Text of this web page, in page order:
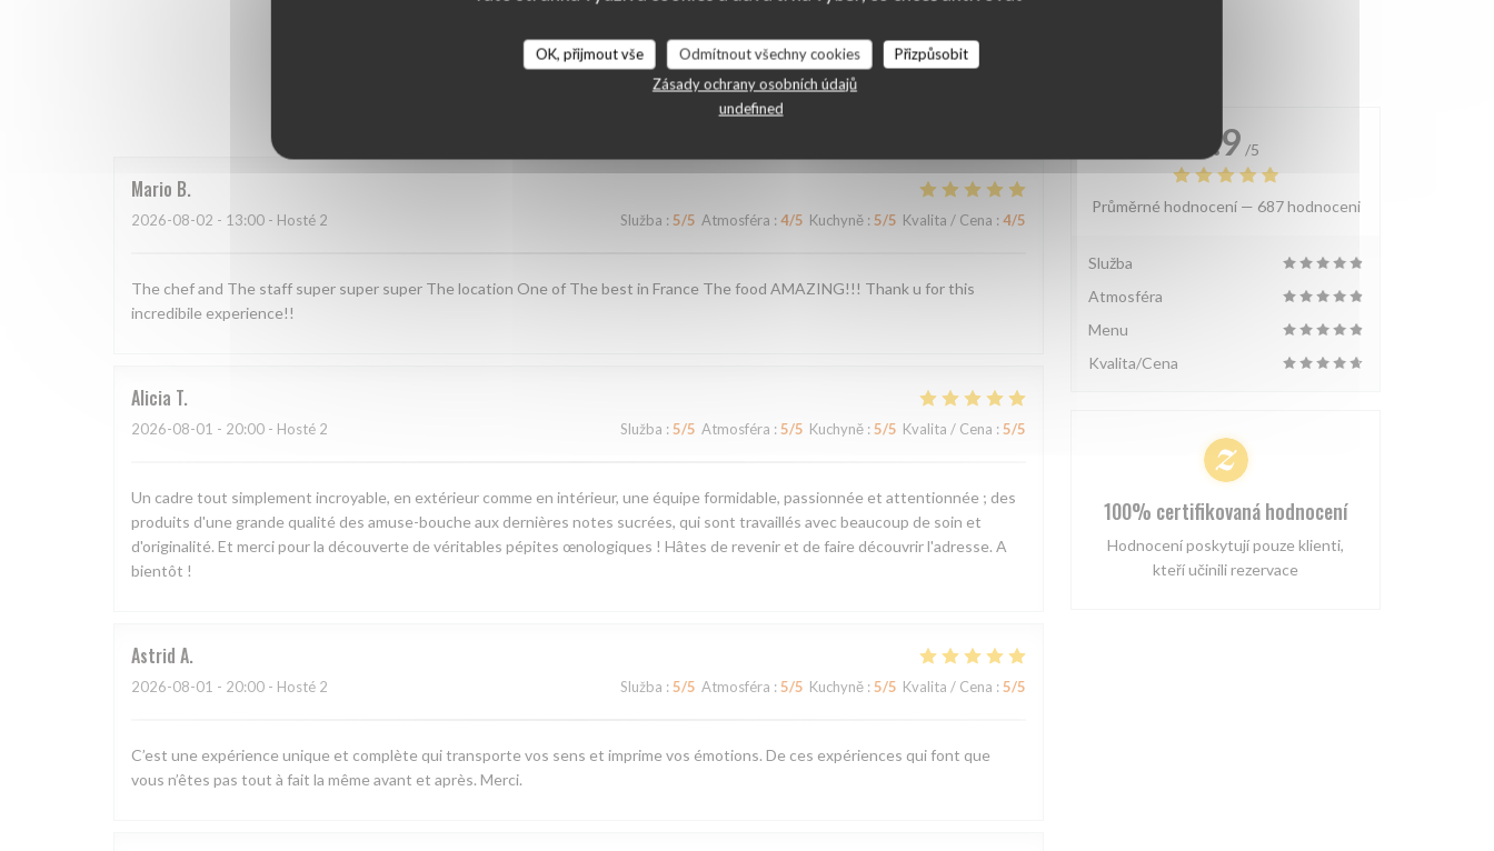
OK, přijmout vše Odmítnout všechny cookies
Přizpůsobit
Zásady ochrany osobních údajů
undefined
Hodnocení našich zákazníků
Mario B
2026-08-02 - 13:00 - Hosté 2 Služba : 5/5 Atmosféra : 4/5 Kuchyně : 5/5 Kvalita / Cena : 4/5
The chef and The staff super super super The location One of The best in France The food AMAZING!!! Thank u for this
incredibile experience!!
Alicia T
2026-08-01 - 20:00 - Hosté 2 Služba : 5/5 Atmosféra :5/5 Kuchyně :5/5 Kvalita / Cena :5/5
Un cadre tout simplement incroyable, en extérieur comme en intérieur, une équipe formidable, passionnée et attentionnée ; des
produits d'une grande qualité des amuse-bouche aux dernières notes sucrées, qui sont travaillés avec beaucoup de soin et
d'originalité. Et merci pour la découverte de véritables pépites œnologiques ! Hâtes de revenir et de faire découvrir l'adresse. A
bientôt !
Astrid A
2026-08-01 - 20:00 - Hosté 2 Služba : 5/5 Atmosféra : 5/5 Kuchyně : 5/5 Kvalita / Cena : 5/5
C’est une expérience unique et complète qui transporte vos sens et imprime vos émotions. De ces expériences qui font que
vous n’êtes pas tout à fait la même avant et après. Merci.
4.9 /5
Průměrné hodnocení — 687 hodnoceni
Služba
Atmosféra
Menu
Kvalita/Cena
100% certifikovaná hodnocení
Hodnocení poskytují pouze klienti,
kteří učinili rezervace